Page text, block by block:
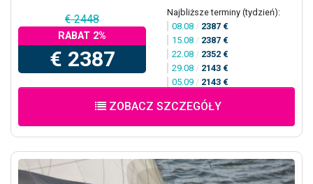
€ 2448
RABAT 2%
€ 2387
Najbliższe terminy (tydzień):
08.08 / 2387 €
15.08 / 2387 €
22.08 / 2352 €
29.08 / 2143 €
05.09 / 2143 €
ZOBACZ SZCZEGÓŁY